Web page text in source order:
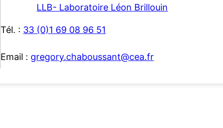
LLB- Laboratoire Léon Brillouin
Tél. : 33 (0)1 69 08 96 51
Email : gregory.chaboussant@cea.fr